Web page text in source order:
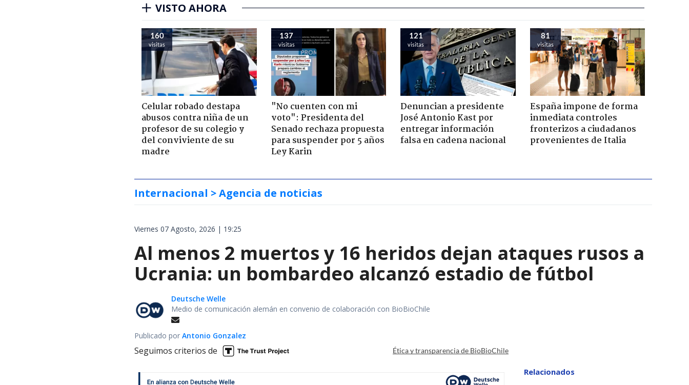
VISTO AHORA
160
visitas
Celular robado destapa
abusos contra niña de un
profesor de su colegio y
del conviviente de su
madre
137
visitas
"No cuenten con mi
voto": Presidenta del
Senado rechaza propuesta
para suspender por 5 años
Ley Karin
121
visitas
Denuncian a presidente
José Antonio Kast por
entregar información
falsa en cadena nacional
81
visitas
España impone de forma
inmediata controles
fronterizos a ciudadanos
provenientes de Italia
Internacional > Agencia de noticias
Viernes 07 Agosto, 2026 | 19:25
Al menos 2 muertos y 16 heridos dejan ataques rusos a
Ucrania: un bombardeo alcanzó estadio de fútbol
Deutsche Welle
Medio de comunicación alemán en convenio de colaboración con BioBioChile
Publicado por Antonio Gonzalez
Seguimos criterios de Ética y transparencia de BioBioChile
Relacionados